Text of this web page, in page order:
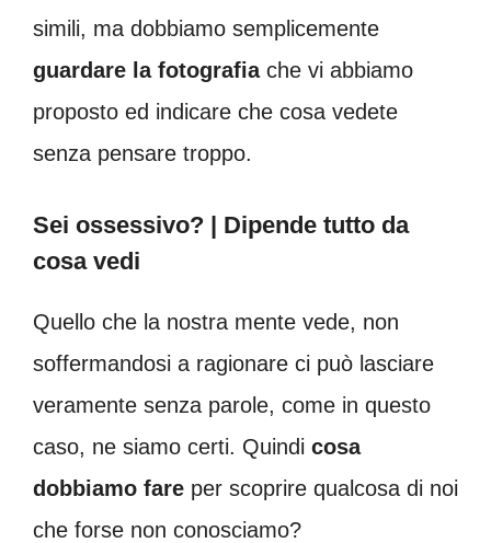
simili, ma dobbiamo semplicemente
guardare la fotografiache vi abbiamo
proposto ed indicare che cosa vedete
senza pensare troppo.
Sei ossessivo? | Dipende tutto da
cosa vedi
Quello che la nostra mente vede, non
soffermandosi a ragionare ci può lasciare
veramente senza parole, come in questo
caso, ne siamo certi. Quindi cosa
dobbiamo fare per scoprire qualcosa di noi
che forse non conosciamo?